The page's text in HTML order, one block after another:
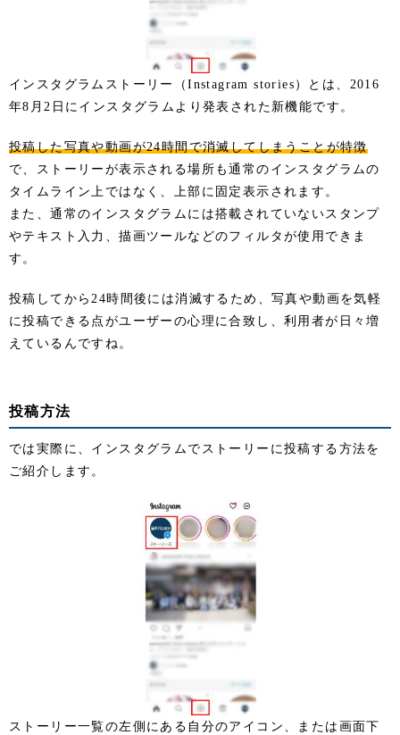
インスタグラムストーリー（Instagram stories）とは、2016
年8月2日にインスタグラムより発表された新機能です。
投稿した写真や動画が24時間で消滅してしまうことが特徴
で、ストーリーが表示される場所も通常のインスタグラムの
タイムライン上ではなく、上部に固定表示されます。
また、通常のインスタグラムには搭載されていないスタンプ
やテキスト入力、描画ツールなどのフィルタが使用できま
す。
投稿してから24時間後には消滅するため、写真や動画を気軽
に投稿できる点がユーザーの心理に合致し、利用者が日々増
えているんですね。
投稿方法
では実際に、インスタグラムでストーリーに投稿する方法を
ご紹介します。
ストーリー一覧の左側にある自分のアイコン、または画面下